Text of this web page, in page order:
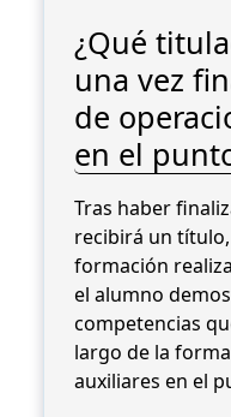
¿Qué
una vez
de
en el
Tras haber
recibirá un
formación
el alumno
competencias
largo de la
auxiliares en el